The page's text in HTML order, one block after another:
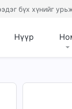
бүх хүнийг
Нүүр